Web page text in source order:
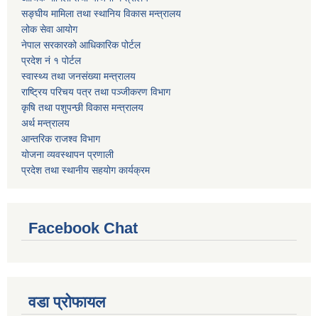
सङ्घीय मामिला तथा स्थानिय विकास मन्त्रालय
लोक सेवा आयोग
नेपाल सरकारको आधिकारिक पोर्टल
प्रदेश नं १ पोर्टल
स्वास्थ्य तथा जनसंख्या मन्त्रालय
राष्ट्रिय परिचय पत्र तथा पञ्जीकरण विभाग
कृषि तथा पशुपन्छी विकास मन्त्रालय
अर्थ मन्त्रालय
आन्तरिक राजश्व विभाग
योजना व्यवस्थापन प्रणाली
प्रदेश तथा स्थानीय सहयोग कार्यक्रम
Facebook Chat
वडा प्रोफायल